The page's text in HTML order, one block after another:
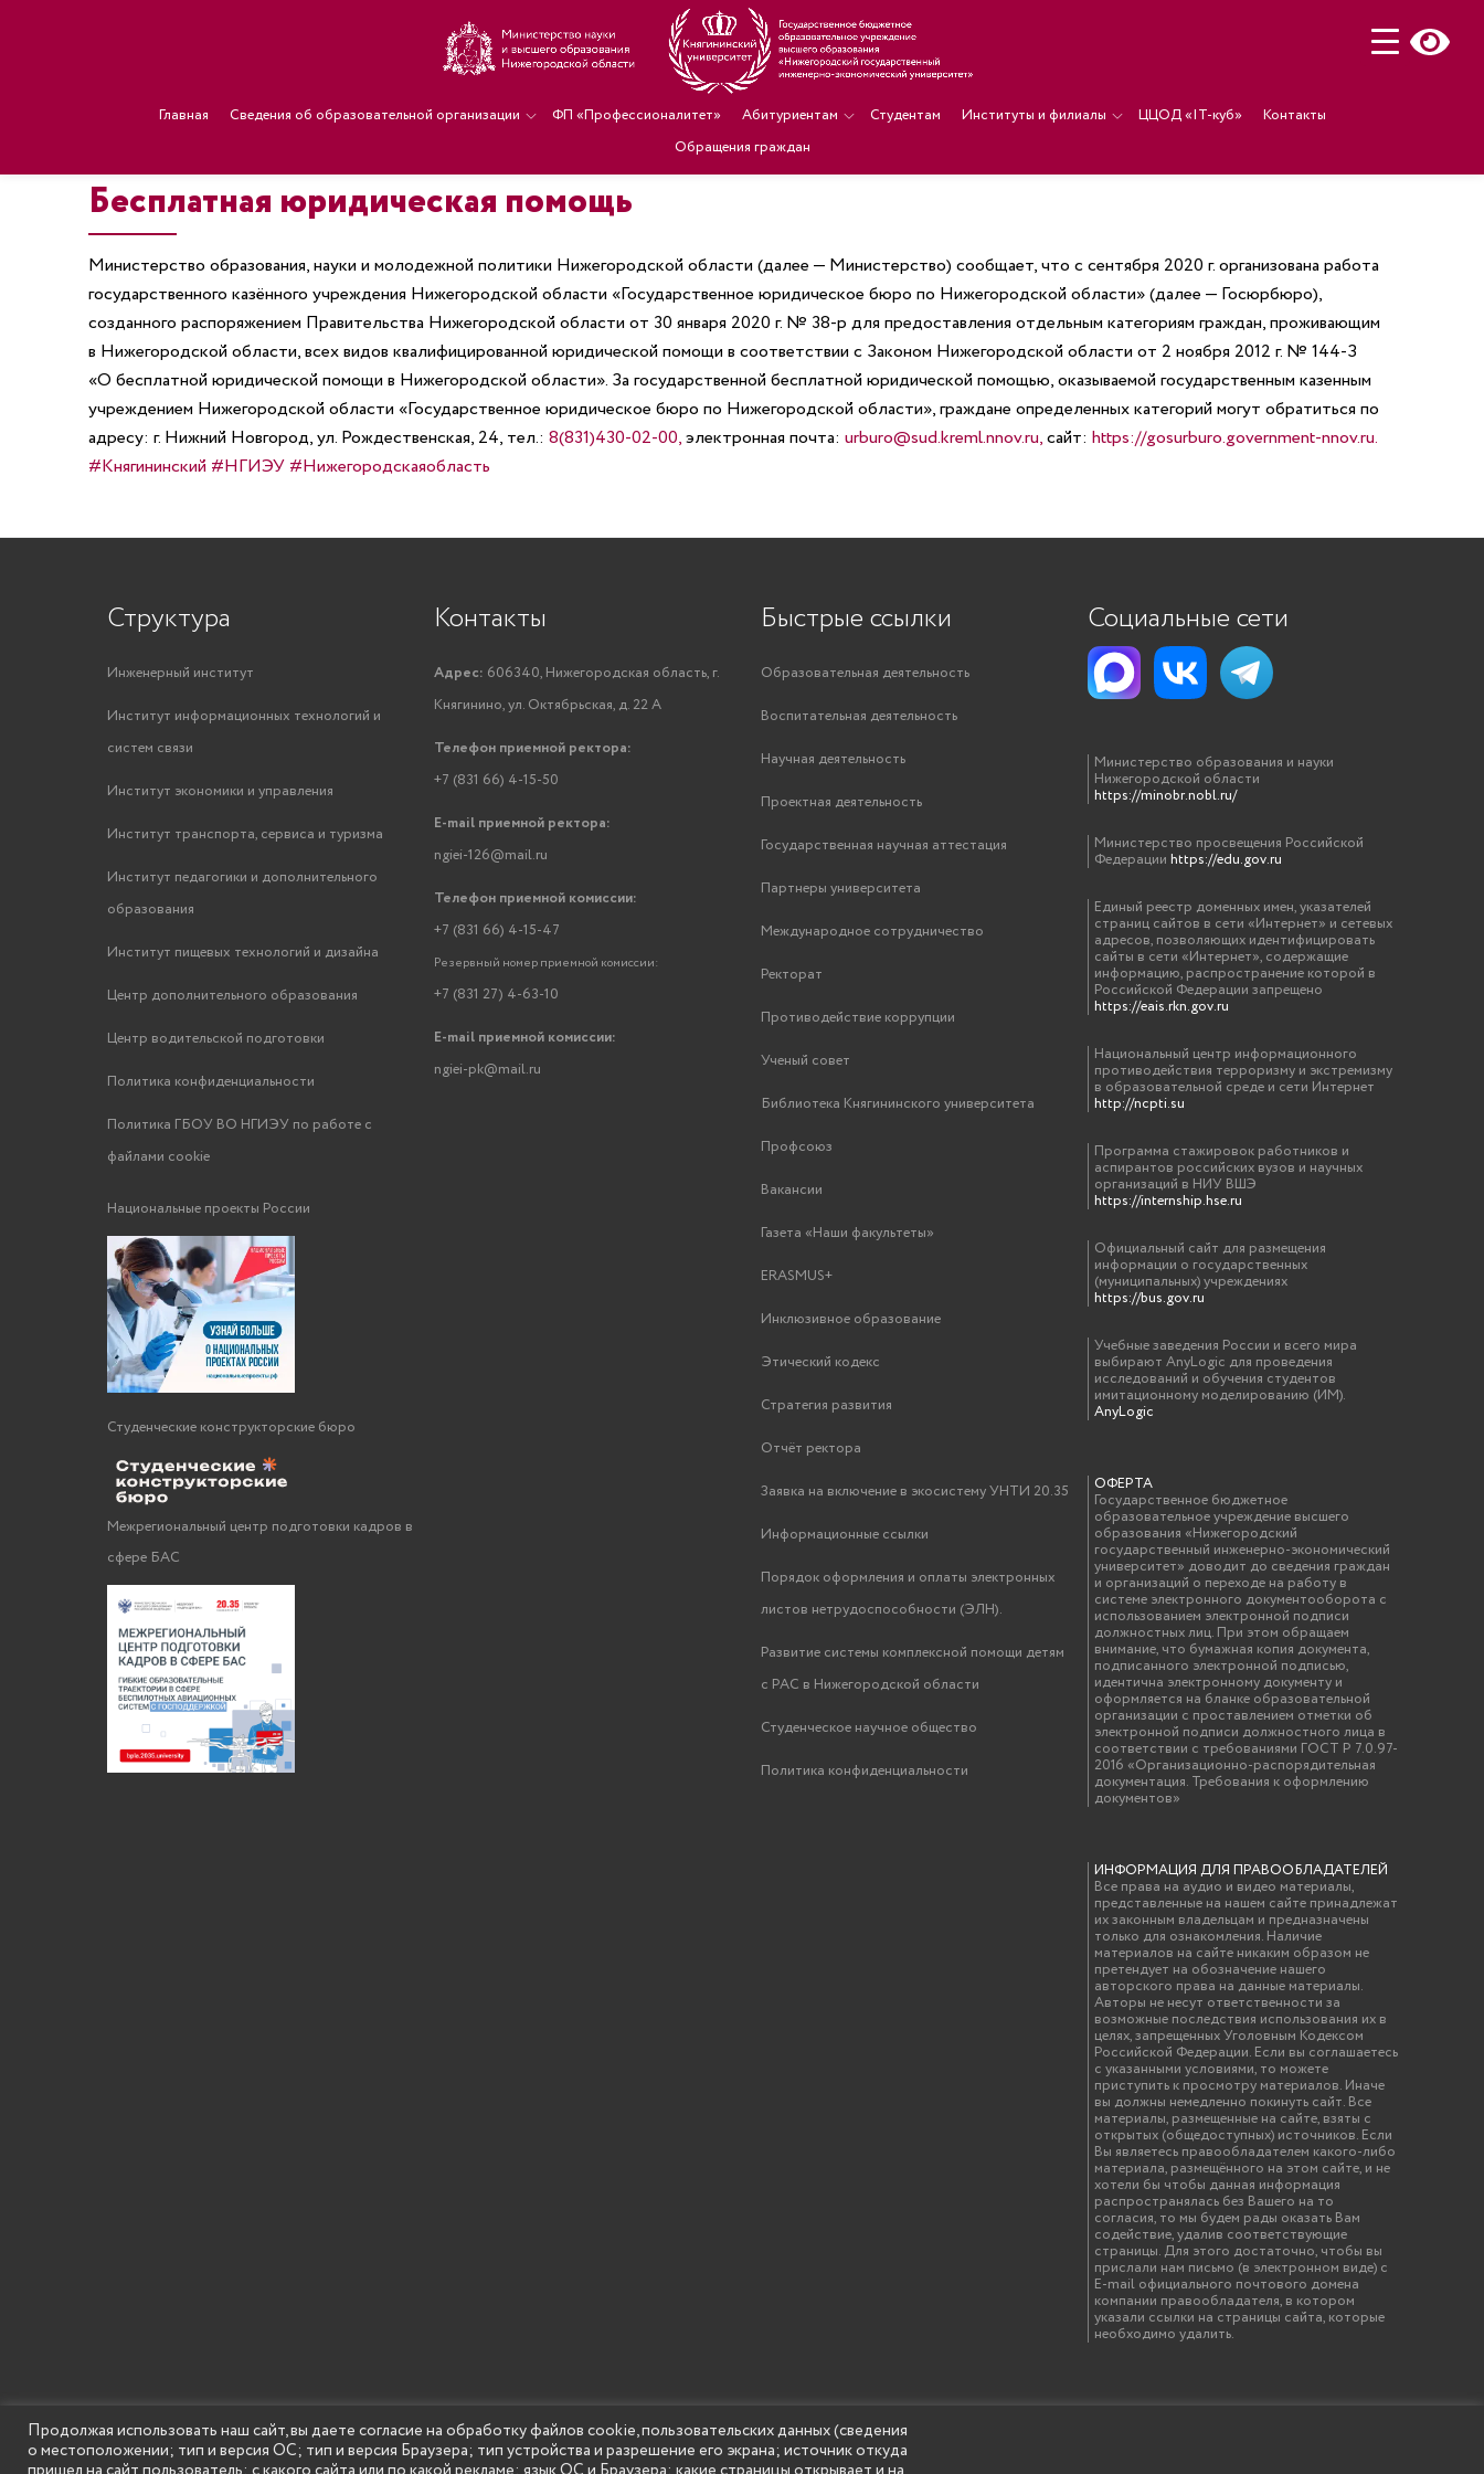
Главная Сведения об образовательной организации ФП «Профессионалитет» Абитуриентам Студентам Институты и филиалы ЦЦОД «IT-куб»
Контакты
Обращения граждан
Бесплатная юридическая помощь
Министерство образования, науки и молодежной политики Нижегородской области (далее — Министерство) сообщает, что с сентября 2020 г. организована работа
государственного казённого учреждения Нижегородской области «Государственное юридическое бюро по Нижегородской области» (далее — Госюрбюро),
созданного распоряжением Правительства Нижегородской области от 30 января 2020 г. № 38-р для предоставления отдельным категориям граждан,проживающим
в Нижегородской области, всех видов квалифицированной юридической помощи в соответствии с Законом Нижегородской области от 2 ноября 2012 г. № 144-З
«О бесплатной юридической помощи в Нижегородской области». За государственной бесплатной юридической помощью, оказываемой государственным казенным
учреждением Нижегородской области «Государственное юридическое бюро по Нижегородской области», граждане определенных категорий могут обратиться по
адресу: г. Нижний Новгород, ул. Рождественская, 24, тел.: 8(831)430-02-00,электронная почта: urburo@sud.kreml.nnov.ru,сайт: https://gosurburo.government-nnov.ru.
#Княгининский #НГИЭУ #Нижегородскаяобласть
Структура
Инженерный институт
Институт информационных технологий и
систем связи
Институт экономики и управления
Институт транспорта, сервиса и туризма
Институт педагогики и дополнительного
образования
Институт пищевых технологий и дизайна
Центр дополнительного образования
Центр водительской подготовки
Политика конфиденциальности
Политика ГБОУ ВО НГИЭУ по работе с
файлами cookie
Национальные проекты России
Студенческие конструкторские бюро
Межрегиональный центр подготовки кадров в
сфере БАС
Контакты
Адрес: 606340, Нижегородская область, г.
Княгинино, ул. Октябрьская, д. 22 А
Телефон приемной ректора:
+7 (831 66) 4-15-50
E-mail приемной ректора:
ngiei-126@mail.ru
Телефон приемной комиссии:
+7 (831 66) 4-15-47
Резервный номер приемной комиссии:
+7 (831 27) 4-63-10
E-mail приемной комиссии:
ngiei-pk@mail.ru
Быстрые ссылки
Образовательная деятельность
Воспитательная деятельность
Научная деятельность
Проектная деятельность
Государственная научная аттестация
Партнеры университета
Международное сотрудничество
Ректорат
Противодействие коррупции
Ученый совет
Библиотека Княгининского университета
Профсоюз
Вакансии
Газета «Наши факультеты»
ERASMUS+
Инклюзивное образование
Этический кодекс
Стратегия развития
Отчёт ректора
Заявка на включение в экосистему УНТИ 20.35
Информационные ссылки
Порядок оформления и оплаты электронных
листов нетрудоспособности (ЭЛН).
Развитие системы комплексной помощи детям
с РАС в Нижегородской области
Студенческое научное общество
Политика конфиденциальности
Социальные сети
Министерство образования и науки
Нижегородской области
https://minobr.nobl.ru/
Министерство просвещения Российской
Федерации https://edu.gov.ru
Единый реестр доменных имен, указателей
страниц сайтов в сети «Интернет» и сетевых
адресов, позволяющих идентифицировать
сайты в сети «Интернет», содержащие
информацию, распространение которой в
Российской Федерации запрещено
https://eais.rkn.gov.ru
Национальный центр информационного
противодействия терроризму и экстремизму
в образовательной среде и сети Интернет
http://ncpti.su
Программа стажировок работников и
аспирантов российских вузов и научных
организаций в НИУ ВШЭ
https://internship.hse.ru
Официальный сайт для размещения
информации о государственных
(муниципальных) учреждениях
https://bus.gov.ru
Учебные заведения России и всего мира
выбирают AnyLogic для проведения
исследований и обучения студентов
имитационному моделированию (ИМ).
AnyLogic
ОФЕРТА
Государственное бюджетное
образовательное учреждение высшего
образования «Нижегородский
государственный инженерно-экономический
университет» доводит до сведения граждан
и организаций о переходе на работу в
системе электронного документооборота с
использованием электронной подписи
должностных лиц. При этом обращаем
внимание, что бумажная копия документа,
подписанного электронной подписью,
идентична электронному документу и
оформляется на бланке образовательной
организации с проставлением отметки об
электронной подписи должностного лица в
соответствии с требованиями ГОСТ Р 7.0.97-
2016 «Организационно-распорядительная
документация. Требования к оформлению
документов»
ИНФОРМАЦИЯ ДЛЯ ПРАВООБЛАДАТЕЛЕЙ
Все права на аудио и видео материалы,
представленные на нашем сайте принадлежат
их законным владельцам и предназначены
только для ознакомления. Наличие
материалов на сайте никаким образом не
претендует на обозначение нашего
авторского права на данные материалы.
Авторы не несут ответственности за
возможные последствия использования их в
целях, запрещенных Уголовным Кодексом
Российской Федерации. Если вы соглашаетесь
с указанными условиями, то можете
приступить к просмотру материалов. Иначе
вы должны немедленно покинуть сайт. Все
материалы, размещенные на сайте, взяты с
открытых (общедоступных) источников. Если
Вы являетесь правообладателем какого-либо
материала, размещённого на этом сайте, и не
хотели бы чтобы данная информация
распространялась без Вашего на то
согласия, то мы будем рады оказать Вам
содействие, удалив соответствующие
страницы. Для этого достаточно, чтобы вы
прислали нам письмо (в электронном виде) с
E-mail официального почтового домена
компании правообладателя, в котором
указали ссылки на страницы сайта, которые
необходимо удалить.
MENU
(Княгининский университет) 2002 - 2026
Продолжая использовать наш сайт, вы даете согласие на обработку файлов cookie, пользовательских данных (сведения
о местоположении; тип и версия ОС; тип и версия Браузера; тип устройства и разрешение его экрана; источник откуда